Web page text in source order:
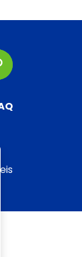
Suchbegriffe